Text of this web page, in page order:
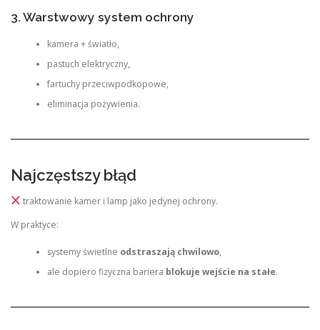
3. Warstwowy system ochrony
kamera + światło,
pastuch elektryczny,
fartuchy przeciwpodkopowe,
eliminacja pożywienia.
Najczęstszy błąd
traktowanie kamer i lamp jako jedynej ochrony.
W praktyce:
systemy świetlne odstraszają chwilowo,
ale dopiero fizyczna bariera blokuje wejście na stałe.